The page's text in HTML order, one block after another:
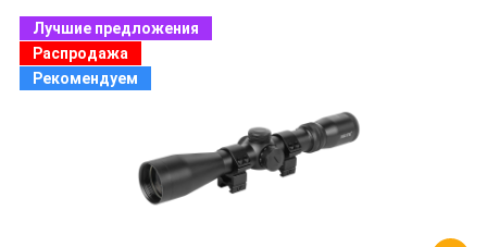
Лучшие предложения
Распродажа
Рекомендуем